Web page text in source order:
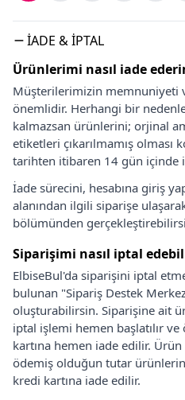
İADE & İPTAL
Ürünlerimi nasıl iade
Müşterilerimizin memnuniyeti
önemlidir. Herhangi bir
kalmazsan ürünlerini; orjinal
etiketleri çıkarılmamış olması
tarihten itibaren 14 gün içinde
İade sürecini, hesabına giriş
alanından ilgili siparişe
bölümünden
Siparişimi nasıl iptal
ElbiseBul'da siparişini iptal
bulunan "Sipariş Destek
oluşturabilirsin. Siparişine ait
iptal işlemi hemen başlatılır
kartına hemen iade edilir.
ödemiş olduğun tutar
kredi kartına iade edilir.